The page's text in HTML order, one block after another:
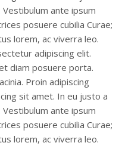
ante ipsum
posuere cubilia Curae;
lorem, ac viverra leo.
adipiscing elit.
diam posuere porta.
Proin adipiscing
sit amet. In eu justo a
ante ipsum
posuere cubilia Curae;
lorem, ac viverra leo.